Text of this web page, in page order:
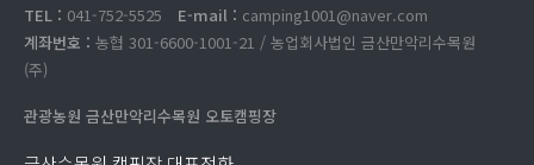
TEL : 041-752-5525 E-mail : camping1001@naver.com
계좌번호 : 농협 301-6600-1001-21 / 농업회사법인 금산만악리수목원
(주)
관광농원 금산만악리수목원 오토캠핑장